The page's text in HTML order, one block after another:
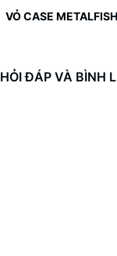
VỎ CASE
HỎI ĐÁP VÀ BÌNH